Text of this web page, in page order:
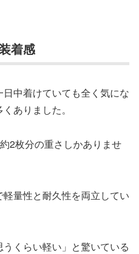
着感
日中着けていても全く気にな
ありました。
2枚分の重さしかありませ
量性と耐久性を両立してい
くらい軽い」と驚いている